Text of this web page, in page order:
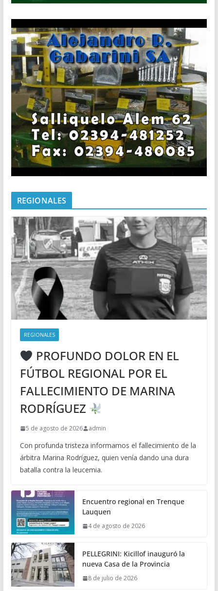
REGIONALES
REGIONALES
PROFUNDO DOLOR EN EL
FÚTBOL REGIONAL POR EL
FALLECIMIENTO DE MARINA
RODRÍGUEZ
5 de agosto de 2026 admin
Con profunda tristeza informamos el fallecimiento de la
árbitra Marina Rodríguez, quien venía dando una dura
batalla contra la leucemia.
Encuentro regional en Trenque
Lauquen
4 de agosto de 2026
PELLEGRINI: Kicillof inauguró la
nueva Casa de la Provincia
8 de julio de 2026